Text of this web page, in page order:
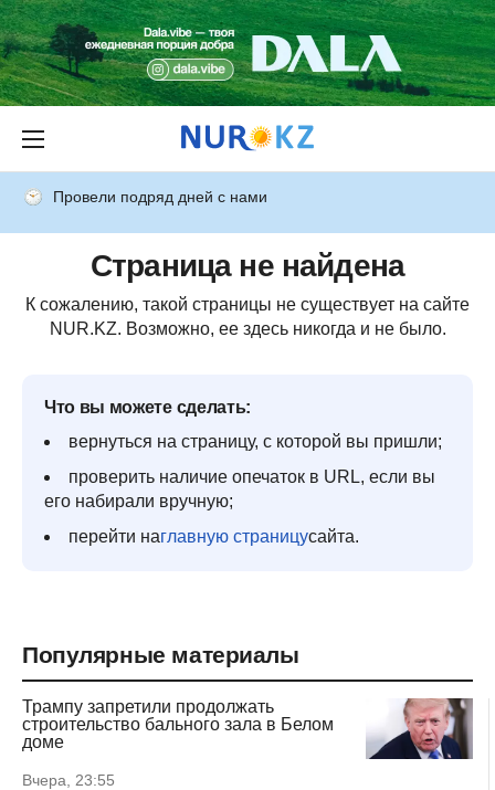
Провели подряд дней с нами
Страница не найдена
К сожалению, такой страницы не существует на сайте
NUR.KZ. Возможно, ее здесь никогда и не было.
Что вы можете сделать:
вернуться на страницу, с которой вы пришли;
проверить наличие опечаток в URL, если вы
его набирали вручную;
перейти наглавную страницусайта.
Популярные материалы
Трампу запретили продолжать
строительство бального зала в Белом
доме
Вчера, 23:55